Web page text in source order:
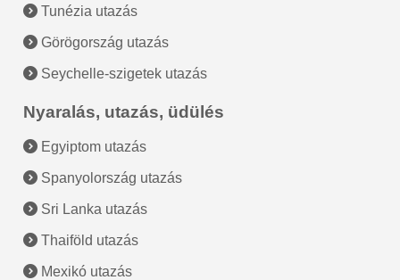
Tunézia utazás
Görögország utazás
Seychelle-szigetek utazás
Nyaralás, utazás, üdülés
Egyiptom utazás
Spanyolország utazás
Sri Lanka utazás
Thaiföld utazás
Mexikó utazás